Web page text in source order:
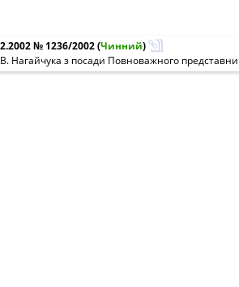
№ 1236/2002(Чинний)
Нагайчука з посади Повноважного